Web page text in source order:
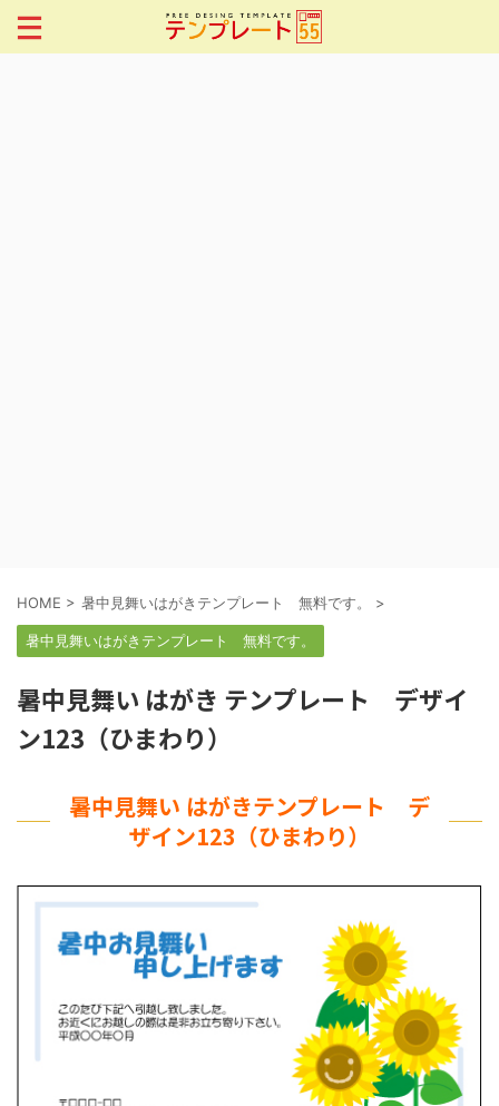
HOME > 暑中見舞いはがきテンプレート 無料です。 >
暑中見舞いはがきテンプレート 無料です。
暑中見舞い はがき テンプレート デザイ
ン123（ひまわり）
暑中見舞い はがきテンプレート デ
ザイン123（ひまわり）